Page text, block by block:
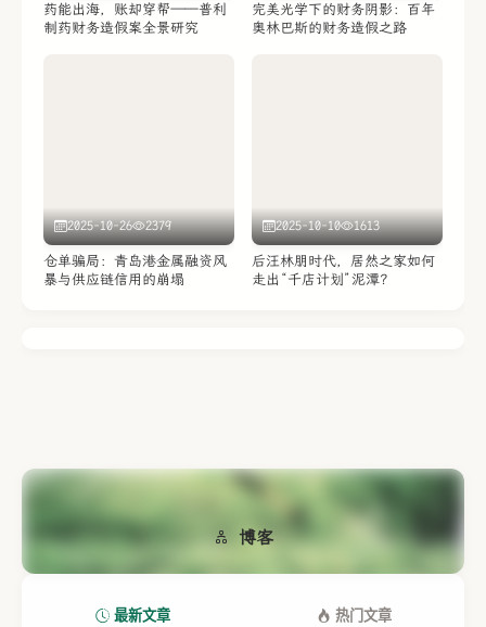
药能出海，账却穿帮——普利
制药财务造假案全景研究
完美光学下的财务阴影：百年
奥林巴斯的财务造假之路
2025-10-26 2379
仓单骗局：青岛港金属融资风
暴与供应链信用的崩塌
2025-10-10 1613
后汪林朋时代，居然之家如何
走出“千店计划”泥潭？
博客
最新文章 热门文章